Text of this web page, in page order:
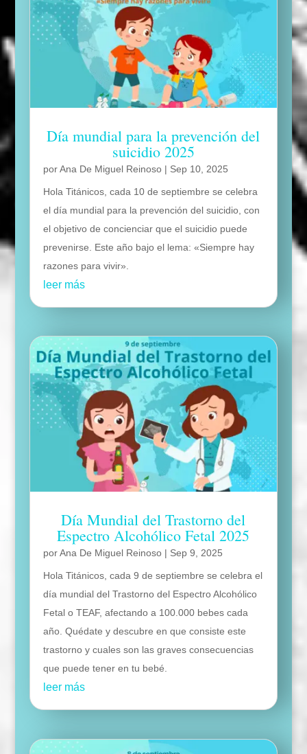
Día mundial para la prevención del
suicidio 2025
porAna De Miguel Reinoso| Sep 10, 2025
Hola Titánicos, cada 10 de septiembre se celebra
el día mundial para la prevención del suicidio, con
el objetivo de concienciar que el suicidio puede
prevenirse. Este año bajo el lema: «Siempre hay
razones para vivir».
leer más
Día Mundial del Trastorno del
Espectro Alcohólico Fetal 2025
porAna De Miguel Reinoso| Sep 9, 2025
Hola Titánicos, cada 9 de septiembre se celebra el
día mundial del Trastorno del Espectro Alcohólico
Fetal o TEAF, afectando a 100.000 bebes cada
año. Quédate y descubre en que consiste este
trastorno y cuales son las graves consecuencias
que puede tener en tu bebé.
leer más